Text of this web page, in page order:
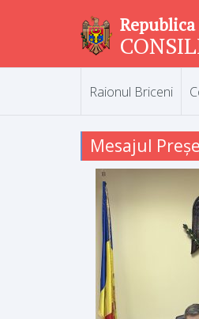
Raionul Briceni
Mesajul